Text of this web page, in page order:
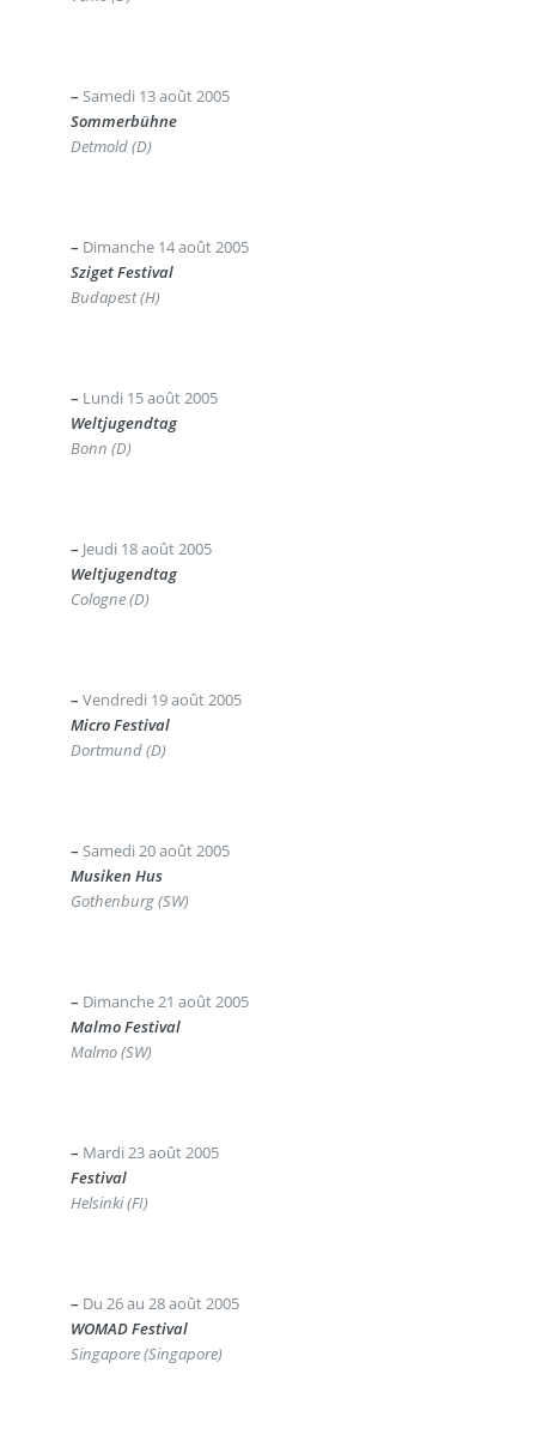
– Samedi 13 août 2005
Sommerbühne
Detmold (D)
– Dimanche 14 août 2005
Sziget Festival
Budapest (H)
– Lundi 15 août 2005
Weltjugendtag
Bonn (D)
– Jeudi 18 août 2005
Weltjugendtag
Cologne (D)
– Vendredi 19 août 2005
Micro Festival
Dortmund (D)
– Samedi 20 août 2005
Musiken Hus
Gothenburg (SW)
– Dimanche 21 août 2005
Malmo Festival
Malmo (SW)
– Mardi 23 août 2005
Festival
Helsinki (FI)
– Du 26 au 28 août 2005
WOMAD Festival
Singapore (Singapore)